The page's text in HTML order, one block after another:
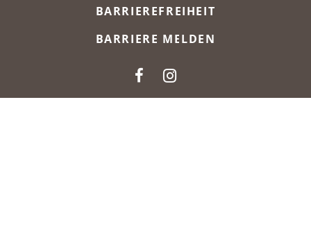
BARRIEREFREIHEIT
BARRIERE MELDEN